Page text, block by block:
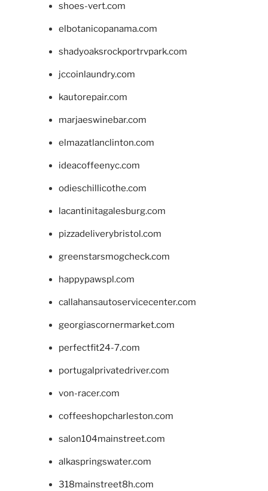
shoes-vert.com
elbotanicopanama.com
shadyoaksrockportrvpark.com
jccoinlaundry.com
kautorepair.com
marjaeswinebar.com
elmazatlanclinton.com
ideacoffeenyc.com
odieschillicothe.com
lacantinitagalesburg.com
pizzadeliverybristol.com
greenstarsmogcheck.com
happypawspl.com
callahansautoservicecenter.com
georgiascornermarket.com
perfectfit24-7.com
portugalprivatedriver.com
von-racer.com
coffeeshopcharleston.com
salon104mainstreet.com
alkaspringswater.com
318mainstreet8h.com